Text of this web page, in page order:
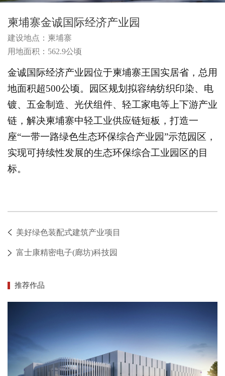
柬埔寨金诚国际经济产业园
建设地点：柬埔寨
用地面积：562.9公顷
金诚国际经济产业园位于柬埔寨王国实居省，总用
地面积超500公顷。园区规划拟容纳纺织印染、电
镀、五金制造、光伏组件、轻工家电等上下游产业
链，解决柬埔寨中轻工业供应链短板，打造一
座“一带一路绿色生态环保综合产业园”示范园区，
实现可持续性发展的生态环保综合工业园区的目
标。
美好绿色装配式建筑产业项目
富士康精密电子(廊坊)科技园
推荐作品